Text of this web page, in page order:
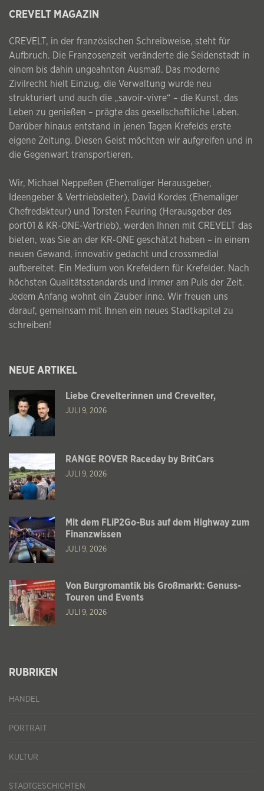
CREVELT MAGAZIN
CREVELT, in der französischen Schreibweise, steht für
Aufbruch. Die Franzosenzeit veränderte die Seidenstadt in
einem bis dahin ungeahnten Ausmaß. Das moderne
Zivilrecht hielt Einzug, die Verwaltung wurde neu
strukturiert und auch die „savoir-vivre“ – die Kunst, das
Leben zu genießen – prägte das gesellschaftliche Leben.
Darüber hinaus entstand in jenen Tagen Krefelds erste
eigene Zeitung. Diesen Geist möchten wir aufgreifen und in
die Gegenwart transportieren.
Wir, Michael Neppeßen (Ehemaliger Herausgeber,
Ideengeber & Vertriebsleiter), David Kordes (Ehemaliger
Chefredakteur) und Torsten Feuring (Herausgeber des
port01 & KR-ONE-Vertrieb), werden Ihnen mit CREVELT das
bieten, was Sie an der KR-ONE geschätzt haben – in einem
neuen Gewand, innovativ gedacht und crossmedial
aufbereitet. Ein Medium von Krefeldern für Krefelder. Nach
höchsten Qualitätsstandards und immer am Puls der Zeit.
Jedem Anfang wohnt ein Zauber inne. Wir freuen uns
darauf, gemeinsam mit Ihnen ein neues Stadtkapitel zu
schreiben!
NEUE ARTIKEL
Liebe Crevelterinnen und Crevelter,
JULI 9, 2026
RANGE ROVER Raceday by BritCars
JULI 9, 2026
Mit dem FLiP2Go-Bus auf dem Highway zum
Finanzwissen
JULI 9, 2026
Von Burgromantik bis Großmarkt: Genuss-
Touren und Events
JULI 9, 2026
RUBRIKEN
HANDEL
PORTRAIT
KULTUR
STADTGESCHICHTEN